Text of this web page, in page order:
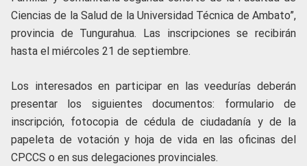
Ciencias de la Salud de la Universidad Técnica de Ambato”,
provincia de Tungurahua. Las inscripciones se recibirán
hasta el miércoles 21 de septiembre.
Los interesados en participar en las veedurías deberán
presentar los siguientes documentos: formulario de
inscripción, fotocopia de cédula de ciudadanía y de la
papeleta de votación y hoja de vida en las oficinas del
CPCCS o en sus delegaciones provinciales.